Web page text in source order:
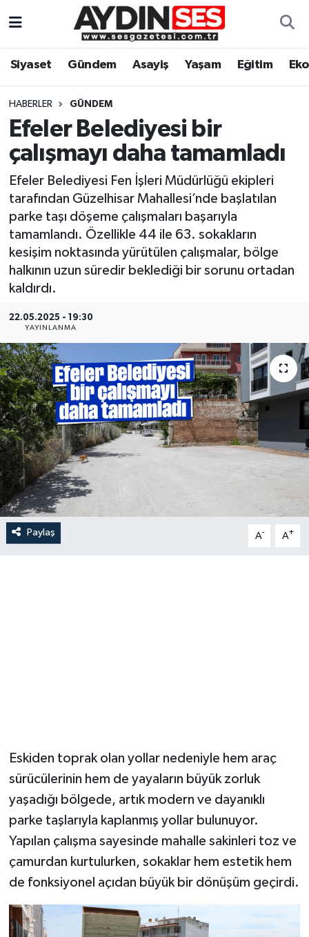
Siyaset Gündem Asayiş Yaşam Eğitim
HABERLER GÜNDEM
Efeler Belediyesi bir
çalışmayı daha tamamladı
Efeler Belediyesi Fen İşleri Müdürlüğü ekipleri
tarafından Güzelhisar Mahallesi’nde başlatılan
parke taşı döşeme çalışmaları başarıyla
tamamlandı. Özellikle 44 ile 63. sokakların
kesişim noktasında yürütülen çalışmalar, bölge
halkının uzun süredir beklediği bir sorunu ortadan
kaldırdı.
22.05.2025 - 19:30
YAYINLANMA
Paylaş A- A+
Eskiden toprak olan yollar nedeniyle hem araç
sürücülerinin hem de yayaların büyük zorluk
yaşadığı bölgede, artık modern ve dayanıklı
parke taşlarıyla kaplanmış yollar bulunuyor.
Yapılan çalışma sayesinde mahalle sakinleri toz ve
çamurdan kurtulurken, sokaklar hem estetik hem
de fonksiyonel açıdan büyük bir dönüşüm geçirdi.
Gündem
Siyaset
Ekonomi
Yaşam
Eğitim
Kültür Sanat
Aydın Hava Durumu
Aydin Namaz Vakitleri
Aydın Trafik Yoğunluk Haritası
Süper Lig Puan Durumu ve Fikstür
Tüm Manşetler
Son Dakika Haberleri